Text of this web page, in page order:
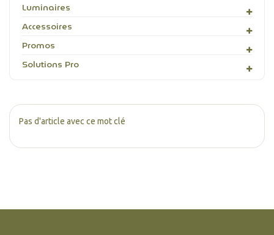
Luminaires
Accessoires
Promos
Solutions Pro
Pas d'article avec ce mot clé